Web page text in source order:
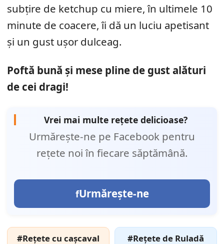
subțire de ketchup cu miere, în ultimele 10
minute de coacere, îi dă un luciu apetisant
și un gust ușor dulceag.
Poftă bună și mese pline de gust alături
de cei dragi!
Vrei mai multe rețete delicioase?
Urmărește-ne pe Facebook pentru
rețete noi în fiecare săptămână.
Urmărește-ne
#Rețete cu cașcaval
#Rețete de Ruladă